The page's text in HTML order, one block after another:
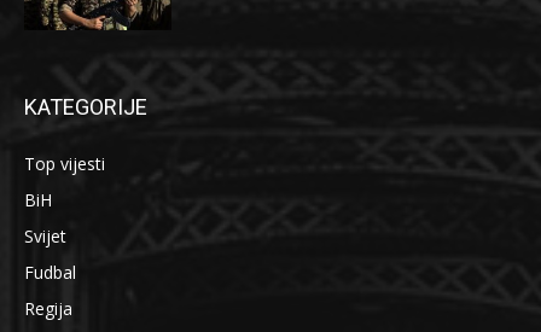
KATEGORIJE
Top vijesti
BiH
Svijet
Fudbal
Regija